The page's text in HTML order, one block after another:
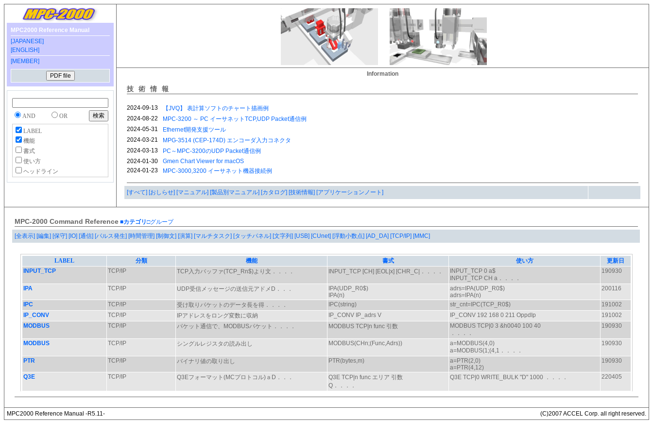
MPC2000 Reference Manual
[JAPANESE]
[ENGLISH]
[MEMBER]
AND OR
LABEL
機能
書式
使い方
ヘッドライン
Information
技術情報
[すべて] [おしらせ] [マニュアル] [製品別マニュアル] [カタログ] [技術情報] [アプリケーションノート]
MPC-2000 Command Reference ■カテゴリ□グループ
[全表示] [編集] [保守] [IO] [通信] [パルス発生] [時間管理] [制御文] [演算] [マルチタスク] [タッチパネル] [文字列] [USB] [CUnet] [浮動小数点] [AD_DA] [TCP/IP] [MMC]
MPC2000 Reference Manual -R5.11- (C)2007 ACCEL Corp. all right reserved.